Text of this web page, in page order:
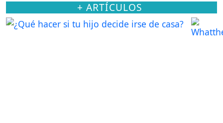
+ ARTÍCULOS